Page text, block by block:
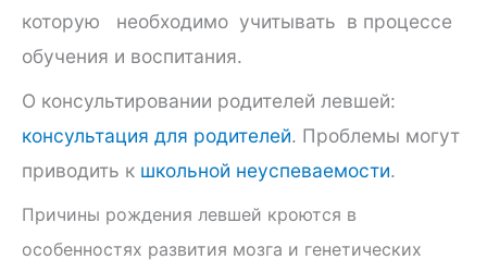
которую необходимо учитывать в процессе
обучения и воспитания.
О консультировании родителей левшей:
консультация для родителей. Проблемы могут
приводить к школьной неуспеваемости.
Причины рождения левшей кроются в
особенностях развития мозга и генетических